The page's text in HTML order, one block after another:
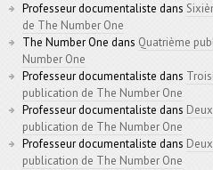
Professeur documentaliste dans
de The Number One
The Number One dans Quatrième
Number One
Professeur documentaliste dans
publication de The Number One
Professeur documentaliste dans
publication de The Number One
Professeur documentaliste dans
publication de The Number One